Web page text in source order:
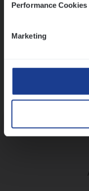
Performance Cookies
Marketing